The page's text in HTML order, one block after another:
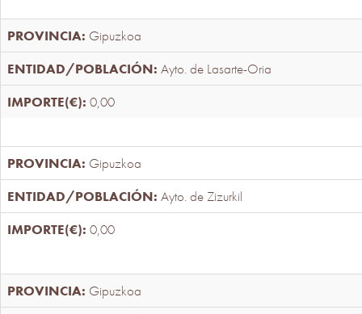
Gipuzkoa
Ayto. de Lasarte-Oria
0,00
Gipuzkoa
Ayto. de Zizurkil
0,00
Gipuzkoa